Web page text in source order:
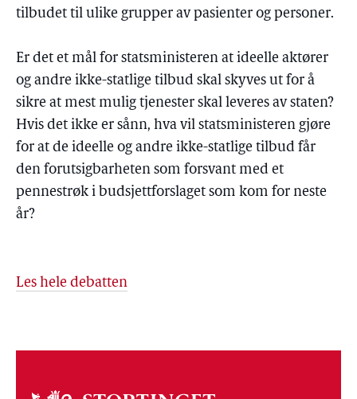
tilbudet til ulike grupper av pasienter og personer.
Er det et mål for statsministeren at ideelle aktører
og andre ikke-statlige tilbud skal skyves ut for å
sikre at mest mulig tjenester skal leveres av staten?
Hvis det ikke er sånn, hva vil statsministeren gjøre
for at de ideelle og andre ikke-statlige tilbud får
den forutsigbarheten som forsvant med et
pennestrøk i budsjettforslaget som kom for neste
år?
Les hele debatten